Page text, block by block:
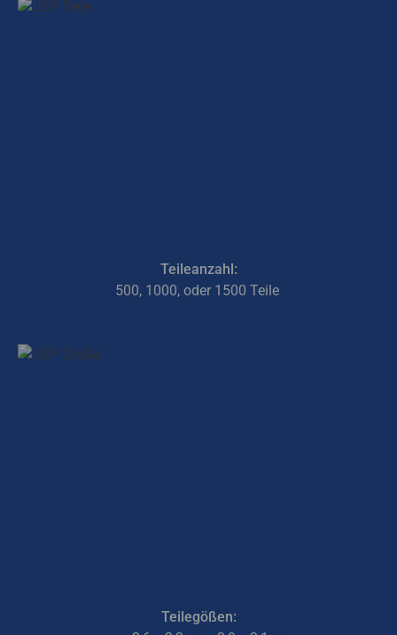
Teileanzahl:
500, 1000, oder 1500 Teile
Teilegößen: